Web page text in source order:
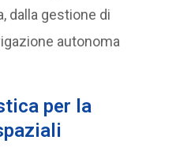
dalla gestione di
autonoma
per la